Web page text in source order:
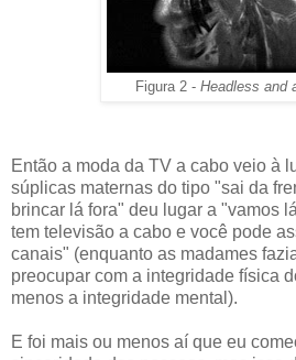
Figura 2 - Headless and
Então a moda da TV a cabo veio à
súplicas maternas do tipo "sai da
brincar lá fora" deu lugar a "vamos
tem televisão a cabo e você pode
canais" (enquanto as madames
preocupar com a integridade física
menos a integridade mental).
E foi mais ou menos aí que eu